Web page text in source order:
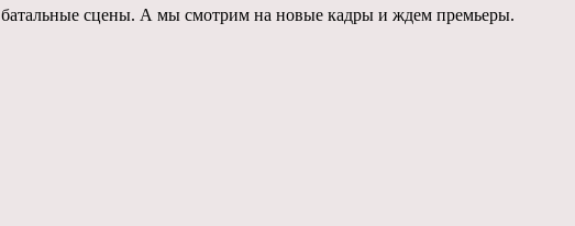
сцены. А мы смотрим на новые кадры и ждем премьеры.